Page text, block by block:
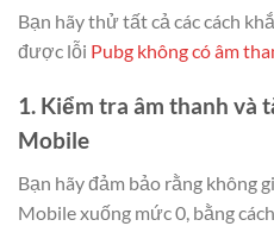
Bạn hãy thử tất cả các cách
được lỗi Pubg không có âm
1. Kiểm tra âm thanh và
Mobile
Bạn hãy đảm bảo rằng không
Mobile xuống mức 0, bằng